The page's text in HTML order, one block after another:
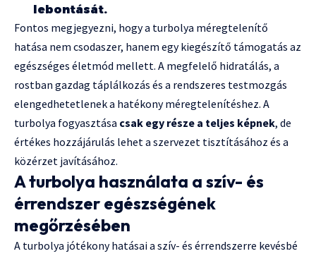
lebontását.
Fontos megjegyezni, hogy a turbolya méregtelenítő
hatása nem csodaszer, hanem egy kiegészítő támogatás az
egészséges életmód mellett. A megfelelő hidratálás, a
rostban gazdag táplálkozás és a rendszeres testmozgás
elengedhetetlenek a hatékony méregtelenítéshez. A
turbolya fogyasztása csak egy része a teljes képnek, de
értékes hozzájárulás lehet a szervezet tisztításához és a
közérzet javításához.
A turbolya használata a szív- és
érrendszer egészségének
megőrzésében
A turbolya jótékony hatásai a szív- és érrendszerre kevésbé